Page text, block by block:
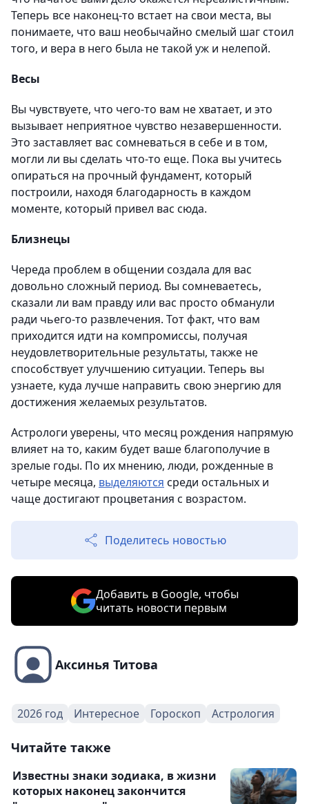
Теперь все наконец-то встает на свои места, вы
понимаете, что ваш необычайно смелый шаг стоил
того, и вера в него была не такой уж и нелепой.
Весы
Вы чувствуете, что чего-то вам не хватает, и это
вызывает неприятное чувство незавершенности.
Это заставляет вас сомневаться в себе и в том,
могли ли вы сделать что-то еще. Пока вы учитесь
опираться на прочный фундамент, который
построили, находя благодарность в каждом
моменте, который привел вас сюда.
Близнецы
Череда проблем в общении создала для вас
довольно сложный период. Вы сомневаетесь,
сказали ли вам правду или вас просто обманули
ради чьего-то развлечения. Тот факт, что вам
приходится идти на компромиссы, получая
неудовлетворительные результаты, также не
способствует улучшению ситуации. Теперь вы
узнаете, куда лучше направить свою энергию для
достижения желаемых результатов.
Астрологи уверены, что месяц рождения напрямую
влияет на то, каким будет ваше благополучие в
зрелые годы. По их мнению, люди, рожденные в
четыре месяца, выделяются среди остальных и
чаще достигают процветания с возрастом.
Поделитесь новостью
Добавить в Google, чтобы
читать новости первым
Аксинья Титова
2026 год Интересное Гороскоп Астрология
Читайте также
Известны знаки зодиака, в жизни
которых наконец закончится